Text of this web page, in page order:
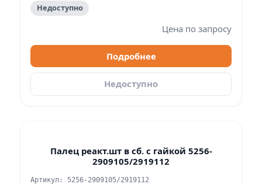
Недоступно
Цена по запросу
Подробнее
Недоступно
Палец реакт.шт в сб. с гайкой 5256-
2909105/2919112
Артикул: 5256-2909105/2919112